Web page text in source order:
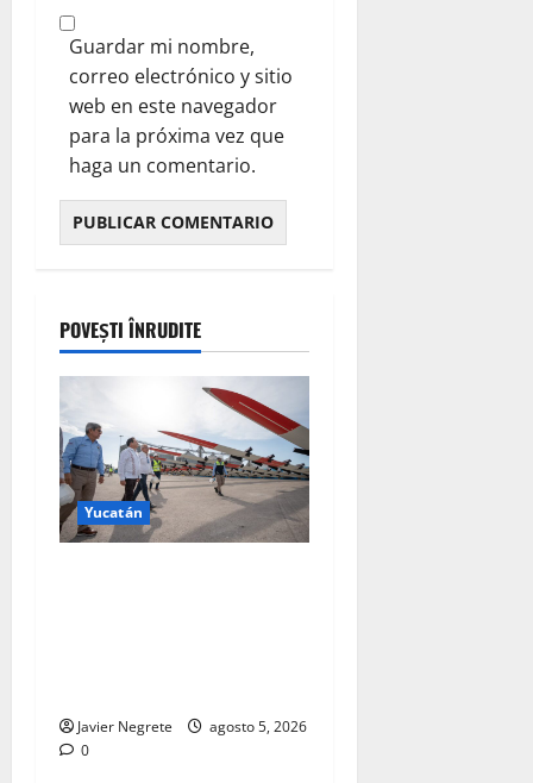
Guardar mi nombre,
correo electrónico y sitio
web en este navegador
para la próxima vez que
haga un comentario.
POVEȘTI ÎNRUDITE
Yucatán
Javier Negrete
agosto 5, 2026
0